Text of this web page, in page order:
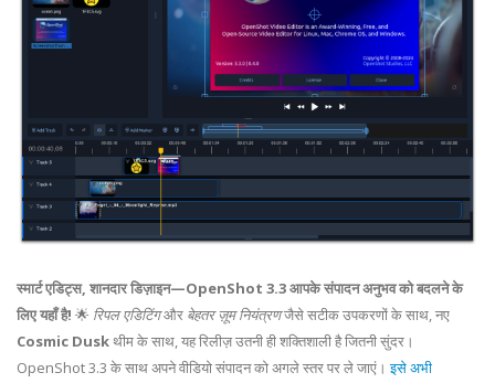
स्मार्ट एडिट्स, शानदार डिज़ाइन—OpenShot 3.3 आपके संपादन अनुभव को बदलने के
लिए यहाँ है! 🌟 रिपल एडिटिंगऔर बेहतर ज़ूम नियंत्रणजैसे सटीक उपकरणों के साथ, नए
Cosmic Duskथीम के साथ, यह रिलीज़ उतनी ही शक्तिशाली है जितनी सुंदर।
OpenShot 3.3 के साथ अपने वीडियो संपादन को अगले स्तर पर ले जाएं।इसे अभी